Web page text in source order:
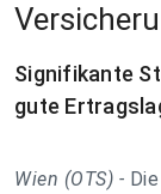
Signifikante
gute
Wien (OTS) -